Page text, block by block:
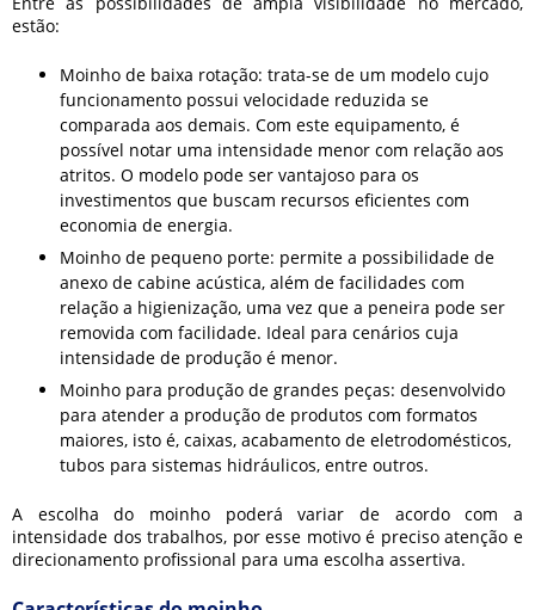
estão:
Moinho de baixa rotação: trata-se de um modelo cujo
funcionamento possui velocidade reduzida se
comparada aos demais. Com este equipamento, é
possível notar uma intensidade menor com relação aos
atritos. O modelo pode ser vantajoso para os
investimentos que buscam recursos eficientes com
economia de energia.
Moinho de pequeno porte: permite a possibilidade de
anexo de cabine acústica, além de facilidades com
relação a higienização, uma vez que a peneira pode ser
removida com facilidade. Ideal para cenários cuja
intensidade de produção é menor.
Moinho para produção de grandes peças: desenvolvido
para atender a produção de produtos com formatos
maiores, isto é, caixas, acabamento de eletrodomésticos,
tubos para sistemas hidráulicos, entre outros.
A escolha do moinho poderá variar de acordo com a
intensidade dos trabalhos, por esse motivo é preciso atenção e
direcionamento profissional para uma escolha assertiva.